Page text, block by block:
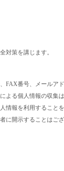
対策を講じます。
FAX番号、メールア
よる個人情報の収集
情報を利用すること
に開示することはござ